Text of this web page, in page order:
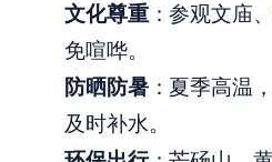
文化尊重：参观文庙
免喧哗。
防晒防暑：夏季高温
及时补水。